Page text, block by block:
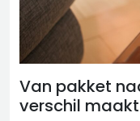
Van pakket
verschil